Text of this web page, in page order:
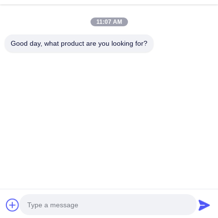
Il nostro indirizzo
P.R.China.
Politica sulla privacy
11:07 AM
Good day, what product are you looking for?